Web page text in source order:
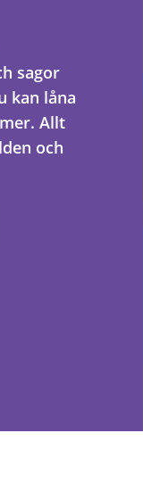
sagor
kan låna
Allt
och